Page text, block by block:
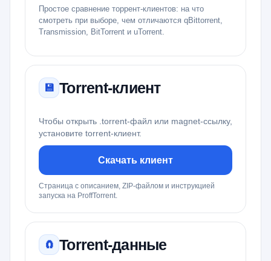
Простое сравнение торрент-клиентов: на что
смотреть при выборе, чем отличаются qBittorrent,
Transmission, BitTorrent и uTorrent.
💾 Torrent-клиент
Чтобы открыть .torrent-файл или magnet-ссылку,
установите torrent-клиент.
Скачать клиент
Страница с описанием, ZIP-файлом и инструкцией
запуска на ProffTorrent.
🧲 Torrent-данные